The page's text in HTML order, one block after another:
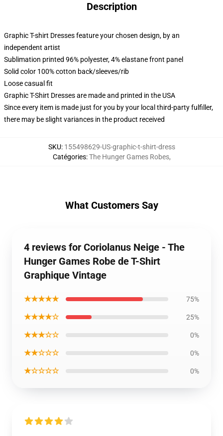
Description
Graphic T-shirt Dresses feature your chosen design, by an
independent artist
Sublimation printed 96% polyester, 4% elastane front panel
Solid color 100% cotton back/sleeves/rib
Loose casual fit
Graphic T-Shirt Dresses are made and printed in the USA
Since every item is made just for you by your local third-party fulfiller,
there may be slight variances in the product received
SKU: 155498629-US-graphic-t-shirt-dress
Catégories:The Hunger Games Robes,
What Customers Say
4 reviews for Coriolanus Neige - The
Hunger Games Robe de T-Shirt
Graphique Vintage
★★★★★ 75%
★★★★☆ 25%
★★★☆☆ 0%
★★☆☆☆ 0%
★☆☆☆☆ 0%